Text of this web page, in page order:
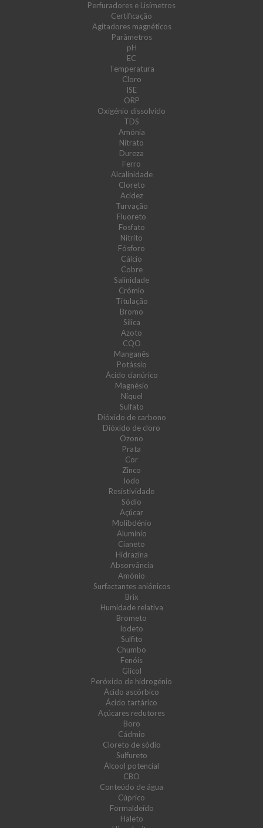
Perfuradores e Lisímetros
Certificação
Agitadores magnéticos
Parâmetros
pH
EC
Temperatura
Cloro
ISE
ORP
Oxigénio dissolvido
TDS
Amónia
Nitrato
Dureza
Ferro
Alcalinidade
Cloreto
Acidez
Turvação
Fluoreto
Fosfato
Nitrito
Fósforo
Cálcio
Cobre
Salinidade
Crómio
Titulação
Bromo
Sílica
Azoto
CQO
Manganês
Potássio
Ácido cianúrico
Magnésio
Níquel
Sulfato
Dióxido de carbono
Dióxido de cloro
Ozono
Prata
Cor
Zinco
Iodo
Resistividade
Sódio
Açúcar
Molibdénio
Alumínio
Cianeto
Hidrazina
Absorvância
Amónio
Surfactantes aniónicos
Brix
Humidade relativa
Brometo
Iodeto
Sulfito
Chumbo
Fenóis
Glicol
Peróxido de hidrogénio
Ácido ascórbico
Ácido tartárico
Açúcares redutores
Boro
Cádmio
Cloreto de sódio
Sulfureto
Álcool potencial
CBO
Conteúdo de água
Cúprico
Formaldeído
Haleto